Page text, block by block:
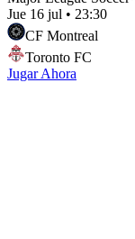
Jue 16 jul • 23:30
CF Montreal
Toronto FC
Jugar Ahora